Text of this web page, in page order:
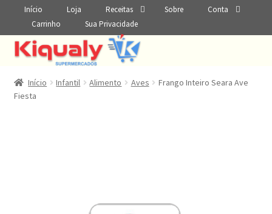
Início Loja Receitas Sobre
Conta
Carrinho
Sua Privacidade
Início Infantil Alimento Aves
Frango Inteiro Seara Ave
Fiesta